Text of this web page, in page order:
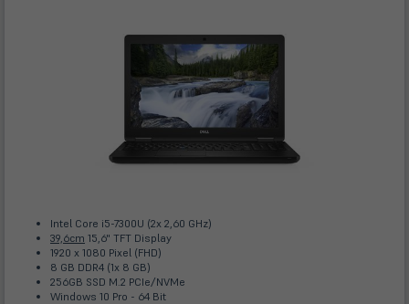
Intel Core i5-7300U (2x 2,60 GHz)
39,6cm 15,6" TFT Display
1920 x 1080 Pixel (FHD)
8 GB DDR4 (1x 8 GB)
256GB SSD M.2 PCIe/NVMe
Windows 10 Pro - 64 Bit